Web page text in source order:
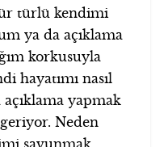
türlü kendimi
ya da açıklama
korkusuyla
hayatımı nasıl
açıklama yapmak
Neden
savunmak